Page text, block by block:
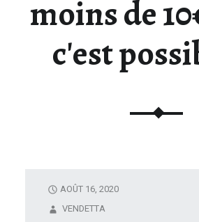
U
N
A
moins de
c'est
AOÛT 16, 2020
VENDETTA